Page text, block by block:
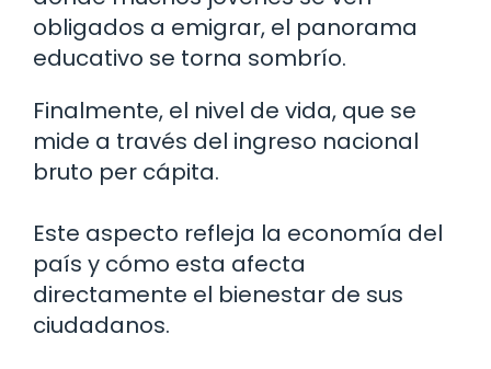
obligados a emigrar, el panorama
educativo se torna sombrío.
Finalmente, el nivel de vida, que se
mide a través del ingreso nacional
bruto per cápita.
Este aspecto refleja la economía del
país y cómo esta afecta
directamente el bienestar de sus
ciudadanos.